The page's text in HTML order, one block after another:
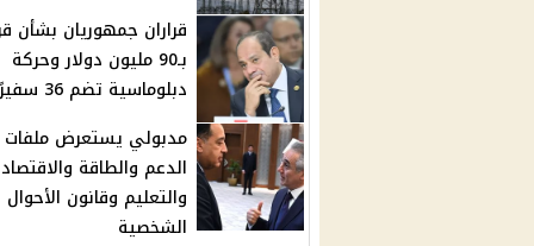
قراران جمهوريان بشأن
بـ90 مليون دولار وحركة
دبلوماسية تضم 36 سفيرًا
مدبولي يستعرض ملفات
الدعم والطاقة والاقتصاد
والتعليم وقانون الأحوال
الشخصية